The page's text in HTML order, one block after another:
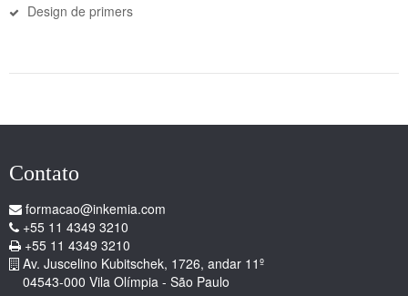
Design de primers
Contato
formacao@inkemia.com
+55 11 4349 3210
+55 11 4349 3210
Av. Juscelino Kubitschek, 1726, andar 11º
04543-000 Vila Olímpia - São Paulo